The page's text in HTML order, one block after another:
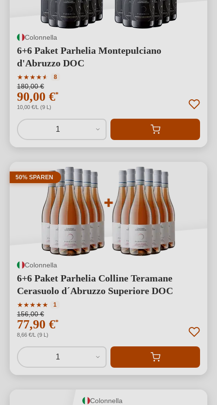
Colonnella
6+6 Paket Parhelia Montepulciano
d'Abruzzo DOC
★★★★★
★
Durchschnittliche Bewertung von 4.25 von 5 Sternen
8
180,00 €
90,00 €*
10,00 €/L (9 L)
1
50% SPAREN
Colonnella
6+6 Paket Parhelia Colline Teramane
Cerasuolo d´Abruzzo Superiore DOC
★★★★★
Durchschnittliche Bewertung von 5 von 5 Sternen
1
156,00 €
77,90 €*
8,66 €/L (9 L)
1
Colonnella